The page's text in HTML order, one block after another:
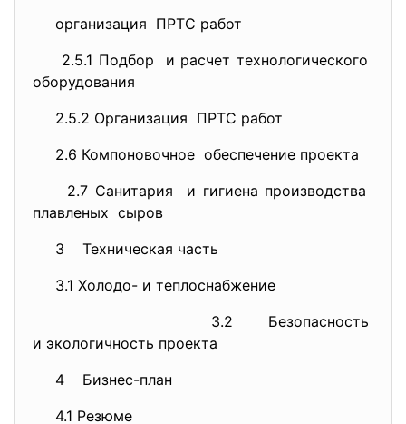
организация ПРТС работ
2.5.1 Подбор и расчет технологического
оборудования
2.5.2 Организация ПРТС работ
2.6 Компоновочное обеспечение проекта
2.7 Санитария и гигиена производства
плавленых сыров
3 Техническая часть
3.1 Холодо- и теплоснабжение
3.2 Безопасность
и экологичность проекта
4 Бизнес-план
4.1 Резюме